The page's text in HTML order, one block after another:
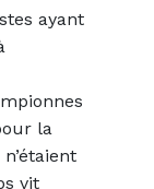
ayant
la
vit